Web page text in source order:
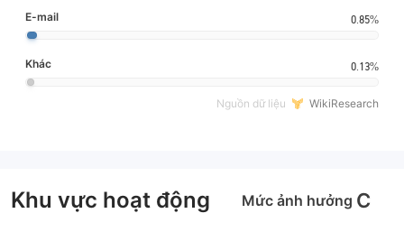
E-mail 0.85%
Khác 0.13%
Nguồn dữ liệu WikiResearch
Khu vực hoạt động Mức ảnh hưởng C